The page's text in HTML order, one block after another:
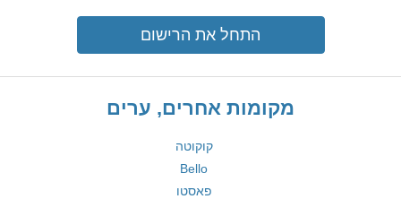
התחל את הרישום
מקומות אחרים, ערים
קוקוטה
Bello
פאסטו